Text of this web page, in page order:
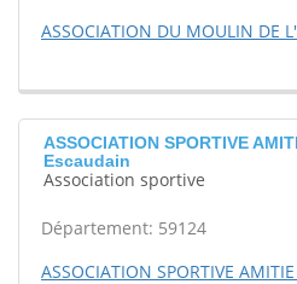
ASSOCIATION DU MOULIN DE
ASSOCIATION SPORTIVE
Escaudain
Association sportive
Département: 59124
ASSOCIATION SPORTIVE